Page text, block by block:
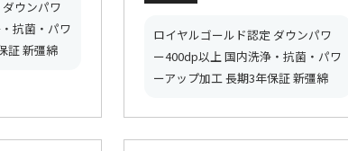
ウンパワ
抗菌・パワ
証 新彊綿
ロイヤルゴールド認定 ダウンパワ
ー400dp以上 国内洗浄・抗菌・パワ
ーアップ加工 長期3年保証 新彊綿